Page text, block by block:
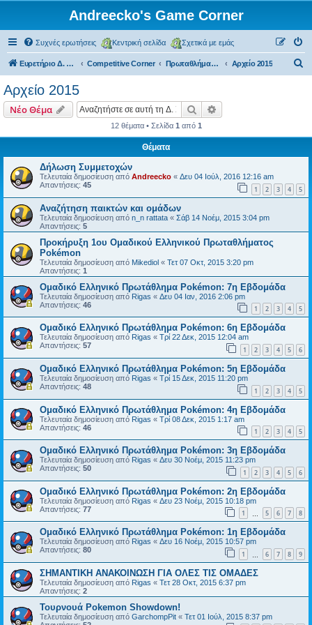
Andreecko's Game Corner
Συχνές ερωτήσεις Κεντρική σελίδα Σχετικά με εμάς
Ευρετήριο Δ. Συζήτησης Competitive Corner Πρωταθλήματα και Τουρνουά (μη επίσημα) Αρχείο 2015
η
Αρχείο 2015
Νέο Θέμα Αναζήτηση
12 θέματα • Σελίδα 1 από 1
Θέματα
Δήλωση Συμμετοχών
Τελευταία δημοσίευση από Andreecko « Δευ 04 Ιούλ, 2016 12:16 am
Απαντήσεις: 45 1 2 3 4 5
Αναζήτηση παικτών και ομάδων
Τελευταία δημοσίευση από n_n rattata « Σάβ 14 Νοέμ, 2015 3:04 pm
Απαντήσεις: 5
Προκήρυξη 1ου Ομαδικού Ελληνικού Πρωταθλήματος
Pokémon
Τελευταία δημοσίευση από Mikediol « Τετ 07 Οκτ, 2015 3:20 pm
Απαντήσεις: 1
Ομαδικό Ελληνικό Πρωτάθλημα Pokémon: 7η Εβδομάδα
Τελευταία δημοσίευση από Rigas « Δευ 04 Ιαν, 2016 2:06 pm
Απαντήσεις: 46 1 2 3 4 5
Ομαδικό Ελληνικό Πρωτάθλημα Pokémon: 6η Εβδομάδα
Τελευταία δημοσίευση από Rigas « Τρί 22 Δεκ, 2015 12:04 am
Απαντήσεις: 57 1 2 3 4 5 6
Ομαδικό Ελληνικό Πρωτάθλημα Pokémon: 5η Εβδομάδα
Τελευταία δημοσίευση από Rigas « Τρί 15 Δεκ, 2015 11:20 pm
Απαντήσεις: 48 1 2 3 4 5
Ομαδικό Ελληνικό Πρωτάθλημα Pokémon: 4η Εβδομάδα
Τελευταία δημοσίευση από Rigas « Τρί 08 Δεκ, 2015 1:17 am
Απαντήσεις: 46 1 2 3 4 5
Ομαδικό Ελληνικό Πρωτάθλημα Pokémon: 3η Εβδομάδα
Τελευταία δημοσίευση από Rigas « Δευ 30 Νοέμ, 2015 11:23 pm
Απαντήσεις: 50 1 2 3 4 5 6
Ομαδικό Ελληνικό Πρωτάθλημα Pokémon: 2η Εβδομάδα
Τελευταία δημοσίευση από Rigas « Δευ 23 Νοέμ, 2015 10:18 pm
Απαντήσεις: 77 1 5 6 7 8
Ομαδικό Ελληνικό Πρωτάθλημα Pokémon: 1η Εβδομάδα
Τελευταία δημοσίευση από Rigas « Δευ 16 Νοέμ, 2015 10:57 pm
Απαντήσεις: 80 1 6 7 8 9
ΣΗΜΑΝΤΙΚΗ ΑΝΑΚΟΙΝΩΣΗ ΓΙΑ ΟΛΕΣ ΤΙΣ ΟΜΑΔΕΣ
Τελευταία δημοσίευση από Rigas « Τετ 28 Οκτ, 2015 6:37 pm
Απαντήσεις: 2
Τουρνουά Pokemon Showdown!
Τελευταία δημοσίευση από GarchompPit « Τετ 01 Ιούλ, 2015 8:37 pm